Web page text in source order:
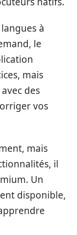
à
le
mais
des
vos
mais
il
Un
disponible,